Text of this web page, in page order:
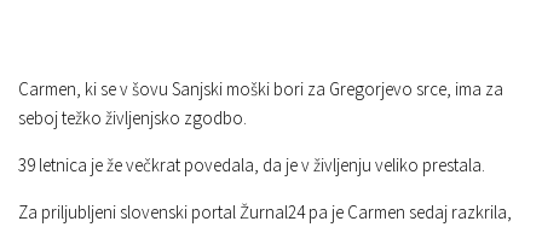
Carmen, ki se v šovu Sanjski moški bori za Gregorjevo srce, ima za
seboj težko življenjsko zgodbo.
39 letnica je že večkrat povedala, da je v življenju veliko prestala.
Za priljubljeni slovenski portal Žurnal24 pa je Carmen sedaj razkrila,